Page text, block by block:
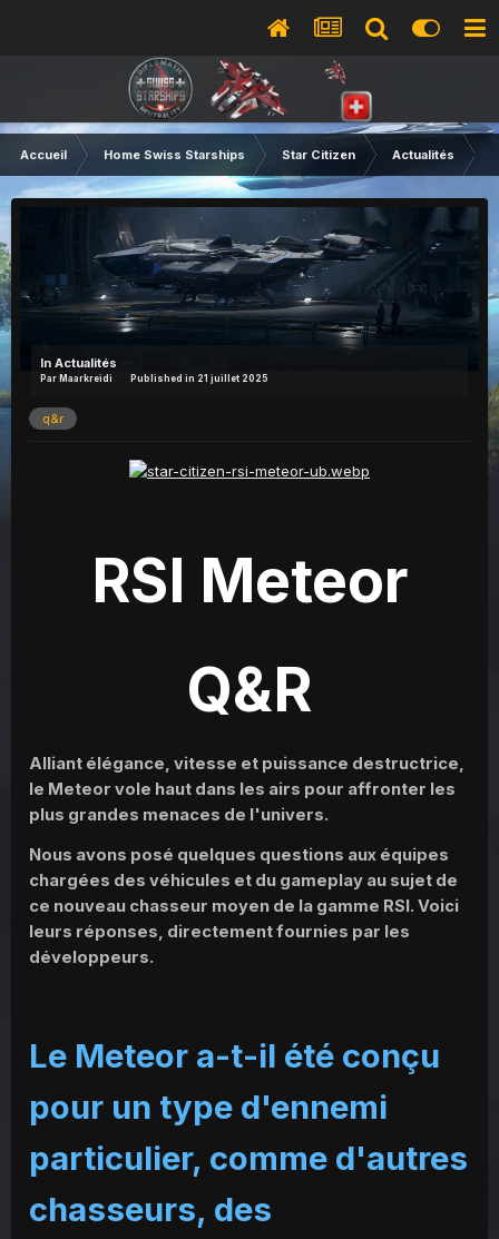
Accueil Home Swiss Starships Star Citizen Actualités
InActualités
Par Maarkreidi Published in 21 juillet 2025
q&r
RSI Meteor
Q&R
Alliant élégance, vitesse et puissance destructrice,
le Meteor vole haut dans les airs pour affronter les
plus grandes menaces de l'univers.
Nous avons posé quelques questions aux équipes
chargées des véhicules et du gameplay au sujet de
ce nouveau chasseur moyen de la gamme RSI. Voici
leurs réponses, directement fournies par les
développeurs.
Le Meteor a-t-il été conçu
pour un type d'ennemi
particulier, comme d'autres
chasseurs, des